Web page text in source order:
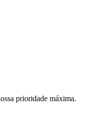
prioridade máxima.